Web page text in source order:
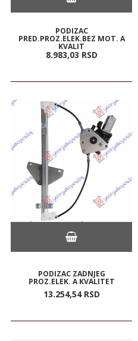
PODIZAC
PRED.PROZ.ELEK.BEZ MOT. A
KVALIT
8.983,03 RSD
PODIZAC ZADNJEG
PROZ.ELEK. A KVALITET
13.254,54 RSD